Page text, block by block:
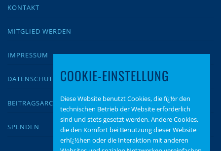
KONTAKT
MITGLIED WERDEN
IMPRESSUM
DATENSCHUTZ
BEITRAGSARCHIV
SPENDEN
COOKIE-EINSTELLUNG
Diese Website benutzt Cookies, die fï¿½r den
technischen Betrieb der Website erforderlich
sind und stets gesetzt werden. Andere Cookies,
die den Komfort bei Benutzung dieser Website
erhï¿½hen oder die Interaktion mit anderen